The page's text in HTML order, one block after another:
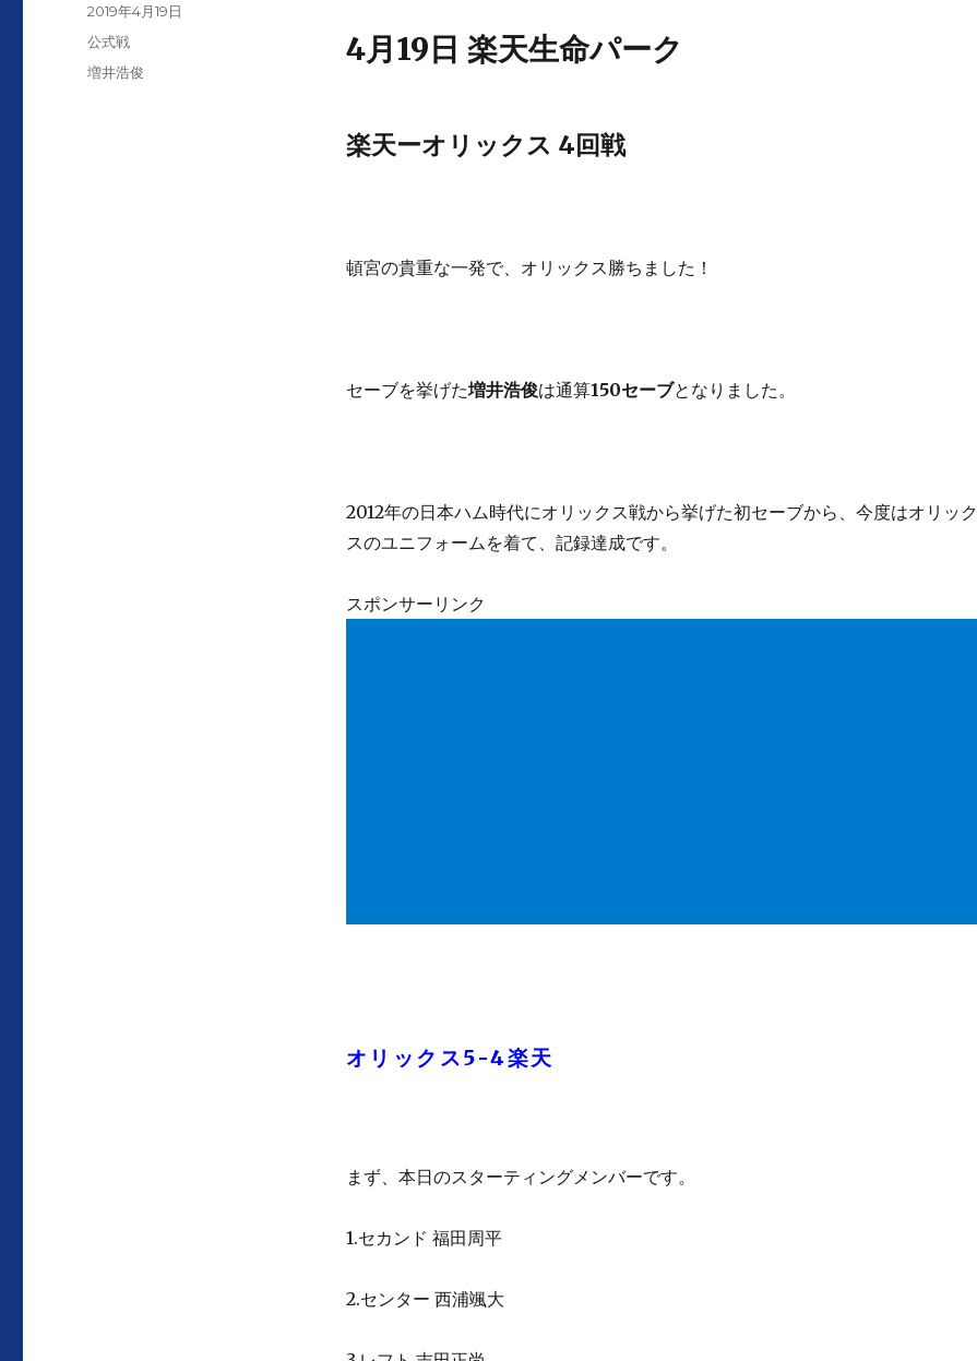
4月19日 楽天生命パーク
楽天ーオリックス 4回戦
頓宮の貴重な一発で、オリックス勝ちました！
セーブを挙げた増井浩俊は通算150セーブとなりました。
2012年の日本ハム時代にオリックス戦から挙げた初セーブから、今度はオリック
スのユニフォームを着て、記録達成です。
スポンサーリンク
オリックス5-4楽天
まず、本日のスターティングメンバーです。
1.セカンド 福田周平
2.センター 西浦颯大
投
稿
2019年4月19日
カ
テ
公式戦
タ
増井浩俊